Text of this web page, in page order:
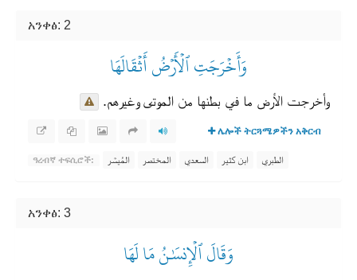
አንቀፅ: 2
وَأَخۡرَجَتِ ٱلۡأَرۡضُ أَثۡقَالَهَا
وأخرجت الأرض ما في بطنها من الموتى وغيرهم.
ሌሎች ትርጓሜዎችን አቅርብ
ዓረብኛ ተፍሲሮች: المُيسَّر المختصر السعدي ابن كثير الطبري
አንቀፅ: 3
وَقَالَ ٱلۡإِنسَٰنُ مَا لَهَا